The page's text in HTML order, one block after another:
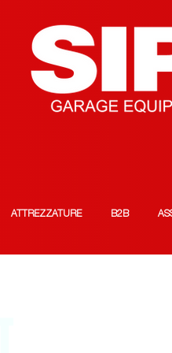
ATTREZZATURE B2B